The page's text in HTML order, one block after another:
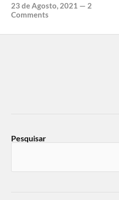
23 de Agosto, 2021 — 2
Comments
Pesquisar